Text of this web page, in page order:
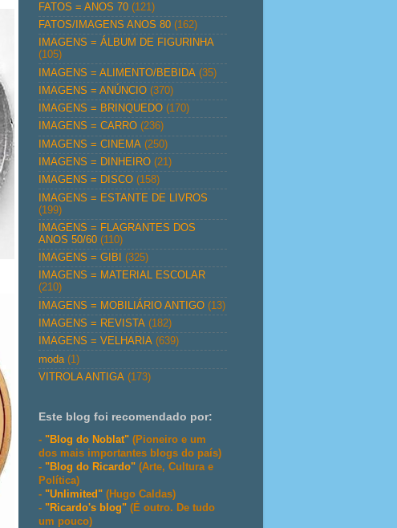
FATOS = ANOS 70 (121)
FATOS/IMAGENS ANOS 80 (162)
IMAGENS = ÁLBUM DE FIGURINHA
(105)
IMAGENS = ALIMENTO/BEBIDA (35)
IMAGENS = ANÚNCIO (370)
IMAGENS = BRINQUEDO (170)
IMAGENS = CARRO (236)
IMAGENS = CINEMA (250)
IMAGENS = DINHEIRO (21)
IMAGENS = DISCO (158)
IMAGENS = ESTANTE DE LIVROS
(199)
IMAGENS = FLAGRANTES DOS
ANOS 50/60 (110)
IMAGENS = GIBI
(325)
IMAGENS = MATERIAL ESCOLAR
(210)
IMAGENS = MOBILIÁRIO ANTIGO (13)
IMAGENS = REVISTA (182)
IMAGENS = VELHARIA (639)
moda (1)
VITROLA ANTIGA (173)
Este blog foi recomendado por:
- "Blog do Noblat" (Pioneiro e um
dos mais importantes blogs do país)
- "Blog do Ricardo" (Arte, Cultura e
Política)
- "Unlimited" (Hugo Caldas)
- "Ricardo's blog" (É outro. De tudo
um pouco)